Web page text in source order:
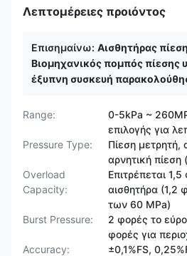
Λεπτομέρειες προιόντος
Επισημαίνω: Αισθητήρας
Βιομηχανικός πομπός πίεσης
έξυπνη συσκευή
Range:
0-5kPa ~
επιλογής για
Pressure Type:
Πίεση μετρητή,
αρνητική πίεση
Overload
Capacity:
Επιτρέπεται
αισθητήρα (1,2
των 60 MPa)
Burst Pressure:
2 φορές το
φορές για
Accuracy:
±0,1%FS,